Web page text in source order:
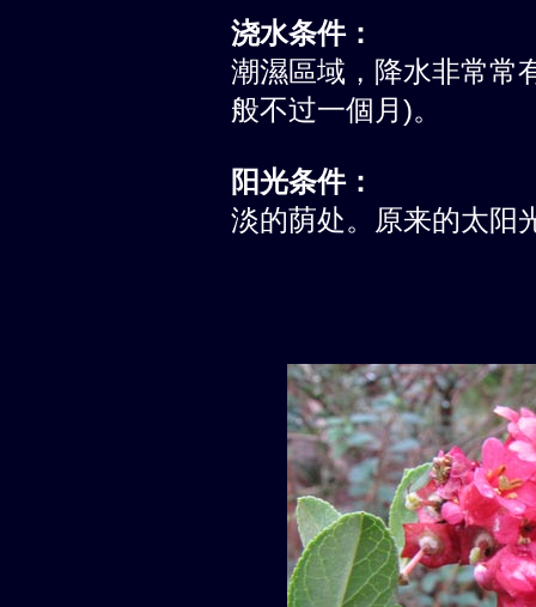
浇水条件：
潮濕區域，降水非常常
般不过一個月)。
阳光条件：
淡的荫处。原来的太阳